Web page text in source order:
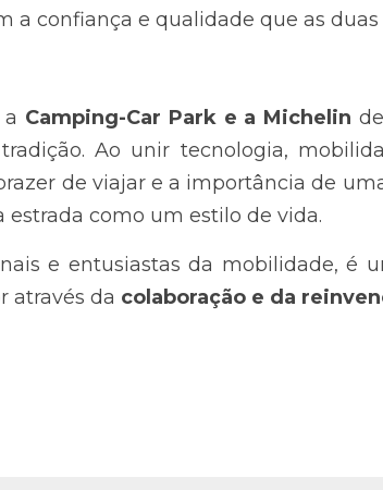
a confiança e qualidade que as
Camping-Car Park e a Michelin
Ao unir tecnologia,
de viajar e a importância de
estrada como um estilo de vida.
e entusiastas da mobilidade, é
através da colaboração e da